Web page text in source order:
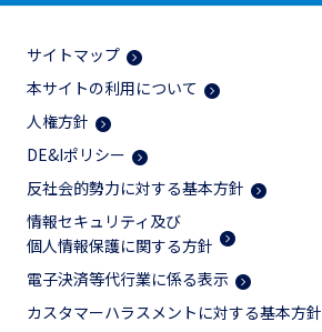
サイトマップ
本サイトの利用について
人権方針
DE&Iポリシー
反社会的勢力に対する基本方針
情報セキュリティ及び
個人情報保護に関する方針
電子決済等代行業に係る表示
カスタマーハラスメントに対する基本方針